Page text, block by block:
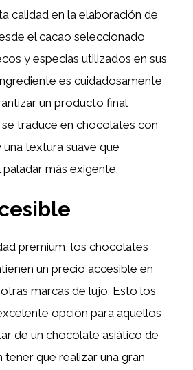
calidad en la elaboración de
el cacao seleccionado
y especias utilizados en sus
es cuidadosamente
un producto final
traduce en chocolates con
textura suave que
más exigente.
premium, los chocolates
un precio accesible en
marcas de lujo. Esto los
opción para aquellos
de un chocolate asiático de
tener que realizar una gran